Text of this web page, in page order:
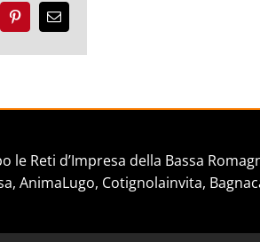
PinterestEmail
le Reti d’Impresa della Bassa
AnimaLugo, Cotignolainvita,